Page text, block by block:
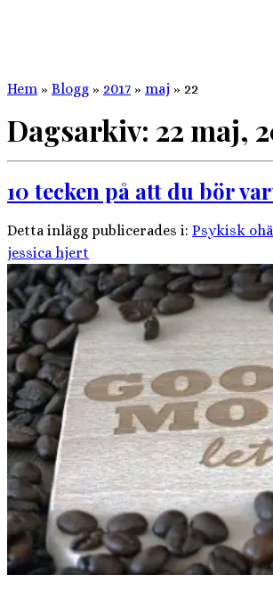
Hem » Blogg » 2017 » maj » 22
Dagsarkiv: 22 maj,
10 tecken på att du bör
Detta inlägg publicerades i: Psykisk
jessica hjert